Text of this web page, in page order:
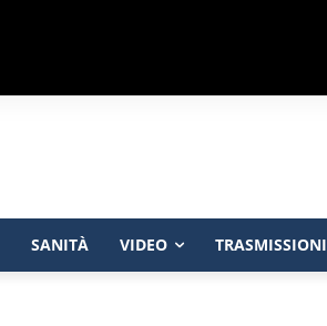
SANITÀ VIDEO TRASMISSIONI